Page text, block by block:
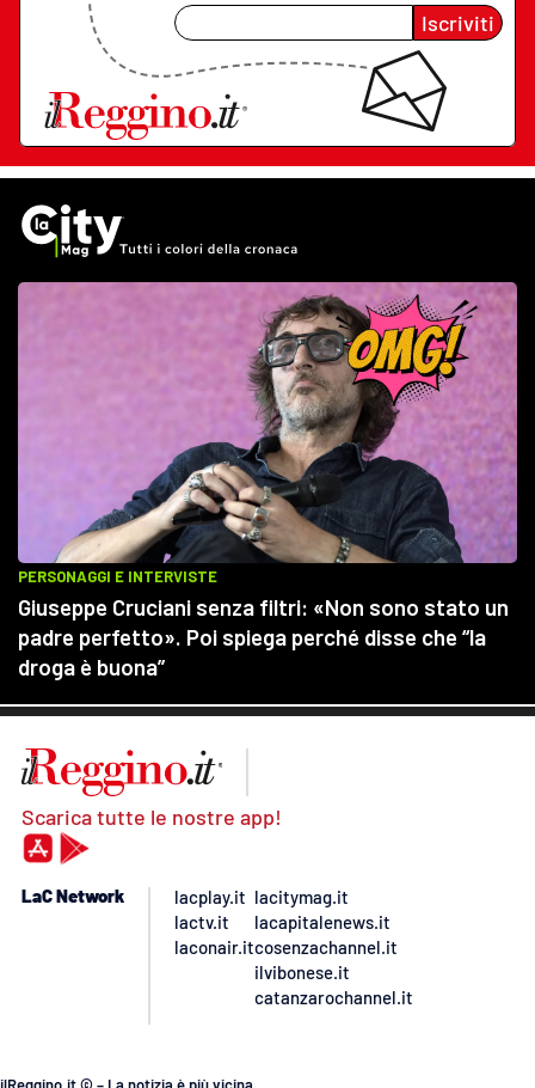
Iscriviti
Scarica tutte le nostre app!
LaC Network
lacplay.it
lactv.it
laconair.it
lacitymag.it
lacapitalenews.it
cosenzachannel.it
ilvibonese.it
catanzarochannel.it
ilReggino.it © – La notizia è più vicina